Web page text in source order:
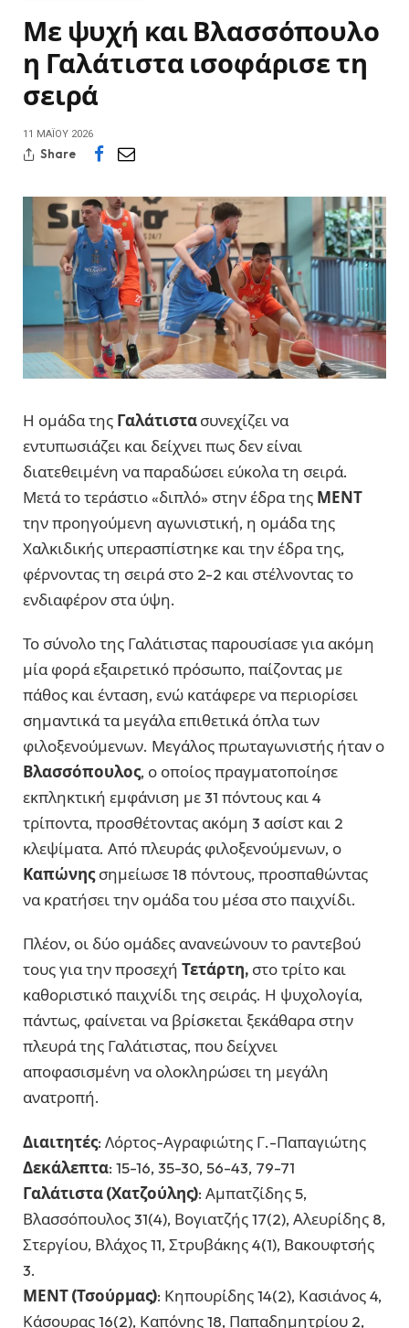
Με ψυχή και Βλασσόπουλο
η Γαλάτιστα ισοφάρισε τη
σειρά
11 ΜΑΪ́ΟΥ 2026
Share
Η ομάδα της Γαλάτιστασυνεχίζει να
εντυπωσιάζει και δείχνει πως δεν είναι
διατεθειμένη να παραδώσει εύκολα τη σειρά.
Μετά το τεράστιο «διπλό» στην έδρα της ΜΕΝΤ
την προηγούμενη αγωνιστική, η ομάδα της
Χαλκιδικής υπερασπίστηκε και την έδρα της,
φέρνοντας τη σειρά στο 2-2 και στέλνοντας το
ενδιαφέρον στα ύψη.
Το σύνολο της Γαλάτιστας παρουσίασε για ακόμη
μία φορά εξαιρετικό πρόσωπο, παίζοντας με
πάθος και ένταση, ενώ κατάφερε να περιορίσει
σημαντικά τα μεγάλα επιθετικά όπλα των
φιλοξενούμενων. Μεγάλος πρωταγωνιστής ήταν ο
Βλασσόπουλος, ο οποίος πραγματοποίησε
εκπληκτική εμφάνιση με 31 πόντους και 4
τρίποντα, προσθέτοντας ακόμη 3 ασίστ και 2
κλεψίματα. Από πλευράς φιλοξενούμενων, ο
Καπώνηςσημείωσε 18 πόντους, προσπαθώντας
να κρατήσει την ομάδα του μέσα στο παιχνίδι.
Πλέον, οι δύο ομάδες ανανεώνουν το ραντεβού
τους για την προσεχή Τετάρτη, στο τρίτο και
καθοριστικό παιχνίδι της σειράς. Η ψυχολογία,
πάντως, φαίνεται να βρίσκεται ξεκάθαρα στην
πλευρά της Γαλάτιστας, που δείχνει
αποφασισμένη να ολοκληρώσει τη μεγάλη
ανατροπή.
Διαιτητές: Λόρτος-Αγραφιώτης Γ.-Παπαγιώτης
Δεκάλεπτα: 15-16, 35-30, 56-43, 79-71
Γαλάτιστα (Χατζούλης): Αμπατζίδης 5,
Βλασσόπουλος 31(4), Βογιατζής 17(2), Αλευρίδης 8,
Στεργίου, Βλάχος 11, Στρυβάκης 4(1), Βακουφτσής
3.
ΜΕΝΤ (Τσούρμας): Κηπουρίδης 14(2), Κασιάνος 4,
Κάσουρας 16(2), Καπόνης 18, Παπαδημητρίου 2,